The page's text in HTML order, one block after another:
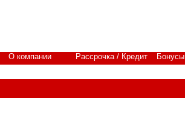
О компании Рассрочка / Кредит Бонусы